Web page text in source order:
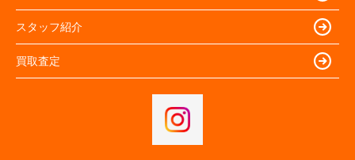
スタッフ紹介
買取査定